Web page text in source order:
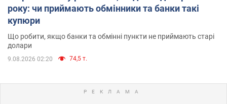
року: чи приймають обмінники та банки такі
купюри
Що робити, якщо банки та обмінні пункти не приймають старі
долари
9.08.2026 02:20 74,5 т.